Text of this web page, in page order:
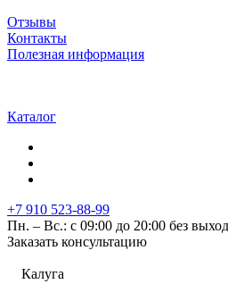
Отзывы
Контакты
Полезная информация
Каталог
+7 910 523-88-99
Пн. – Вс.: с 09:00 до 20:00 без
Заказать консультацию
Калуга